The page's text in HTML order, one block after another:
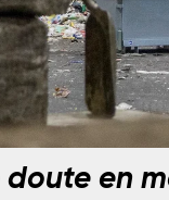
doute en